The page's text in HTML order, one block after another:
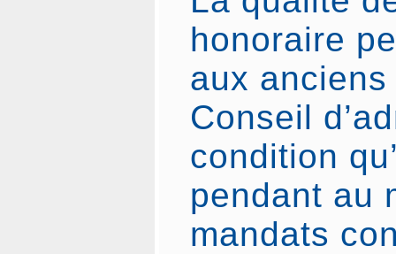
honoraire
aux
Conseil
condition
pendant au
mandats